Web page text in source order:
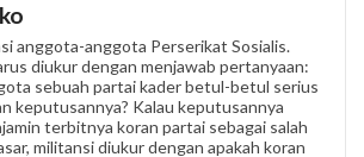
anggota-anggota Perserikat Sosialis.
diukur dengan menjawab pertanyaan:
sebuah partai kader betul-betul serius
keputusannya? Kalau keputusannya
terbitnya koran partai sebagai salah
militansi diukur dengan apakah koran